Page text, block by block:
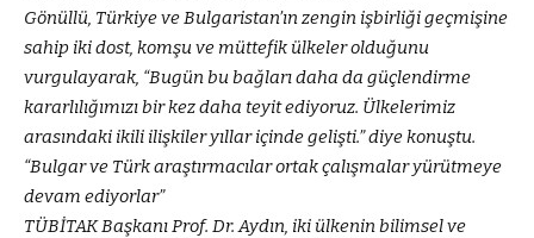
Gönüllü, Türkiye ve Bulgaristan’ın zengin işbirliği geçmişine
sahip iki dost, komşu ve müttefik ülkeler olduğunu
vurgulayarak, “Bugün bu bağları daha da güçlendirme
kararlılığımızı bir kez daha teyit ediyoruz. Ülkelerimiz
arasındaki ikili ilişkiler yıllar içinde gelişti.” diye konuştu.
“Bulgar ve Türk araştırmacılar ortak çalışmalar yürütmeye
devam ediyorlar”
TÜBİTAK Başkanı Prof. Dr. Aydın, iki ülkenin bilimsel ve